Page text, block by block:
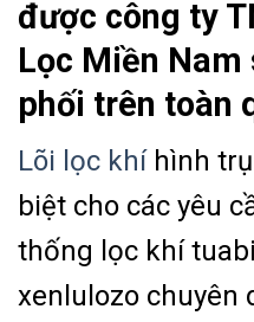
được công ty
Lọc Miền Nam
phối trên toàn
Lõi lọc khíhình
biệt cho các yêu
thống lọc khí
xenlulozo chuyên